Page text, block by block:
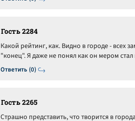
Гость 2284
Ответить (0)
Какой рейтинг, как. Видно в городе - всех
"конец". Я даже не понял как он мером
Гость 2265
Страшно представить, что творится в